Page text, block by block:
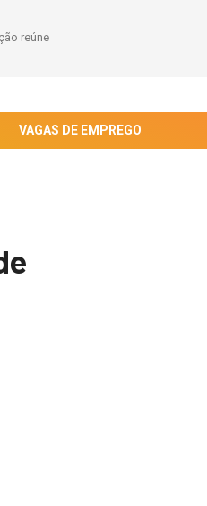
reúne
VAGAS DE EMPREGO